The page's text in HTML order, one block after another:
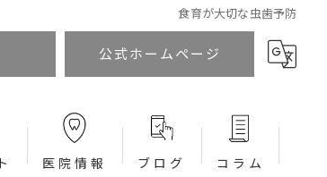
食育が大切な虫歯予防
公式ホームページ
医院情報 ブログ コラム